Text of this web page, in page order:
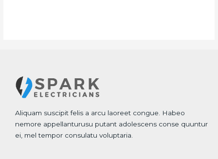
Aliquam suscipit felis a arcu laoreet congue. Habeo
nemore appellanturusu putant adolescens conse quuntur
ei, mel tempor consulatu voluptaria.